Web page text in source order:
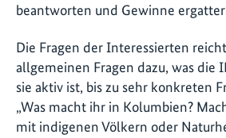
beantworten und Gewinne
Die Fragen der Interessierten
allgemeinen Fragen dazu, was die
sie aktiv ist, bis zu sehr konkreten
„Was macht ihr in Kolumbien?
mit indigenen Völkern oder